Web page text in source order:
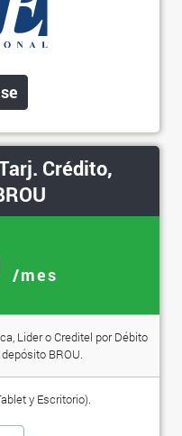
Crédito,
/mes
Lider o Creditel por Débito
BROU.
y Escritorio).